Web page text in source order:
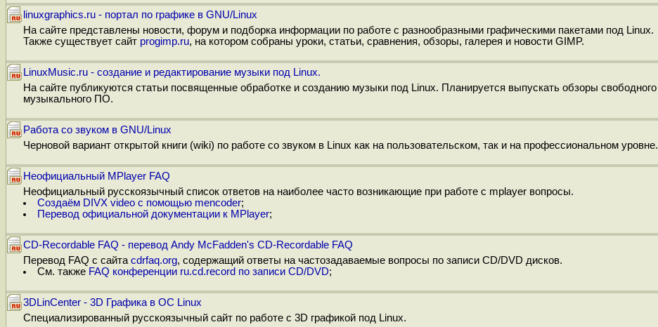
linuxgraphics.ru - портал по графике в GNU/Linux
На сайте представлены новости, форум и подборка информации по работе с разнообразными графическими пакетами под Linux.
Также существует сайт progimp.ru, на котором собраны уроки, статьи, сравнения, обзоры, галерея и новости GIMP.
LinuxMusic.ru - создание и редактирование музыки под Linux.
На сайте публикуются статьи посвященные обработке и созданию музыки под Linux. Планируется выпускать обзоры свободного
музыкального ПО.
Работа со звуком в GNU/Linux
Черновой вариант открытой книги (wiki) по работе со звуком в Linux как на пользовательском, так и на профессиональном уровне.
Неофициальный MPlayer FAQ
Неофициальный русскоязычный список ответов на наиболее часто возникающие при работе с mplayer вопросы.
Создаём DIVX video с помощью mencoder;
Перевод официальной документации к MPlayer;
CD-Recordable FAQ - перевод Andy McFadden's CD-Recordable FAQ
Перевод FAQ с сайта cdrfaq.org, содержащий ответы на частозадаваемые вопросы по записи CD/DVD дисков.
См. также FAQ конференции ru.cd.record по записи CD/DVD;
3DLinCenter - 3D Графика в ОС Linux
Специализированный русскоязычный сайт по работе с 3D графикой под Linux.